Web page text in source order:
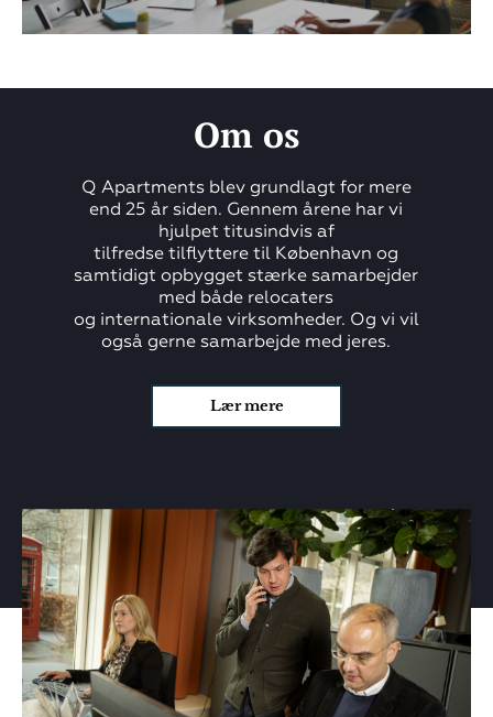
Om os
Q Apartments blev grundlagt for mere
end 25 år siden. Gennem årene har vi
hjulpet titusindvis af
tilfredse tilflyttere til København og
samtidigt opbygget stærke samarbejder
med både relocaters
og internationale virksomheder. Og vi vil
også gerne samarbejde med jeres.
Lær mere